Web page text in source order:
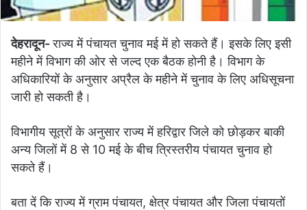
देहरादून-राज्य में पंचायत चुनाव मई में हो सकते हैं। इसके लिए इसी
महीने में विभाग की ओर से जल्द एक बैठक होनी है। विभाग के
अधिकारियों के अनुसार अप्रैल के महीने में चुनाव के लिए अधिसूचना
जारी हो सकती है।
विभागीय सूत्रों के अनुसार राज्य में हरिद्वार जिले को छोड़कर बाकी
अन्य जिलों में 8 से 10 मई के बीच त्रिस्तरीय पंचायत चुनाव हो
सकते हैं।
बता दें कि राज्य में ग्राम पंचायत, क्षेत्र पंचायत और जिला पंचायतों